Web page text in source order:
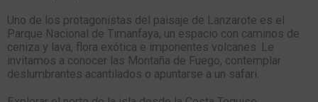
Uno de los protagonistas del paisaje de Lanzarote es el
Parque Nacional de Timanfaya, un espacio con caminos de
ceniza y lava, flora exótica e imponentes volcanes. Le
invitamos a conocer las Montaña de Fuego, contemplar
deslumbrantes acantilados o apuntarse a un safari.